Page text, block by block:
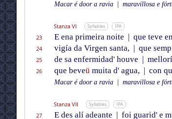
Macar é door a ravia
maravillosa e
Stanza VI Syllables IPA
23 E ena primeira noite | que teve
24
vigía da Virgen santa, | que
25
de sa enfermidad' houve |
26
que beveü muita d' agua, | con
Macar é door a ravia
maravillosa e
Stanza VII Syllables IPA
27 E des alí adeante | foi guarid' e